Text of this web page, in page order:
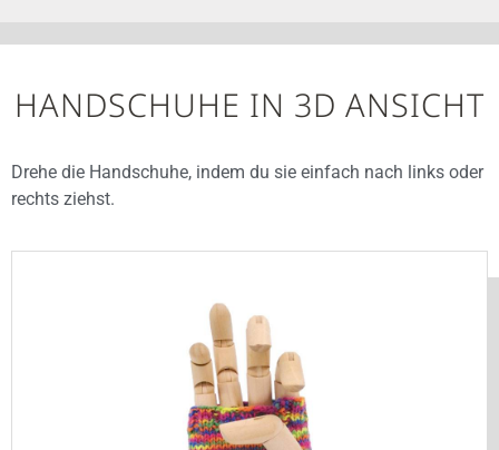
HANDSCHUHE IN 3D ANSICHT
Drehe die Handschuhe, indem du sie einfach nach links oder
rechts ziehst.